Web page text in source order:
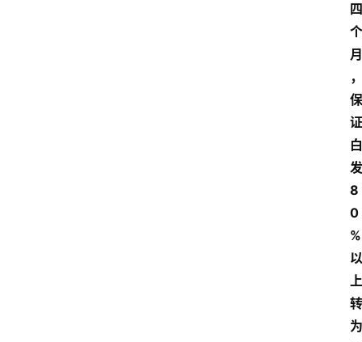
四
个
月
，
保
证
白
发
8
0
%
以
上
转
为